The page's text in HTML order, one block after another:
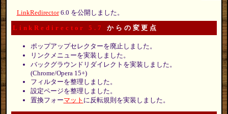
LinkRedirector6.0 を公開しました。
LinkRedirector 5.7 からの変更点
ポップアップセレクターを廃止しました。
リンクメニューを実装しました。
バックグラウンドリダイレクトを実装しました。
(Chrome/Opera 15+)
フィルターを整理しました。
設定ページを整理しました。
置換フォーマット に反転規則を実装しました。